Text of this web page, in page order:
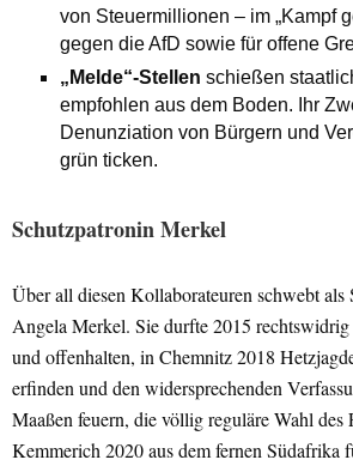
von Steuermillionen – im „Kampf
gegen die AfD sowie für offene
„Melde“-Stellen schießen
empfohlen aus dem Boden. Ihr
Denunziation von Bürgern und
grün ticken.
Schutzpatronin Merkel
Über all diesen Kollaborateuren schwebt als
Angela Merkel. Sie durfte 2015
und offenhalten, in Chemnitz 2018
erfinden und den widersprechenden
Maaßen feuern, die völlig reguläre Wahl des
Kemmerich 2020 aus dem fernen Südafrika